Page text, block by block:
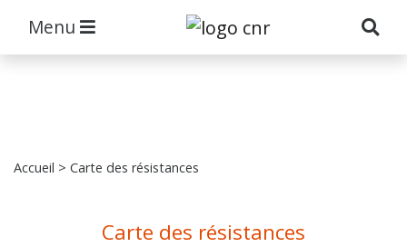
Menu
Accueil > Carte des résistances
Carte des résistances